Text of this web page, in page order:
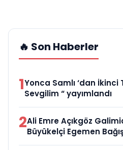
🔥 Son Haberler
1Yonca Samlı ‘dan İkinci
Sevgilim “ yayımlandı
2Ali Emre Açıkgöz
Büyükelçi Egemen